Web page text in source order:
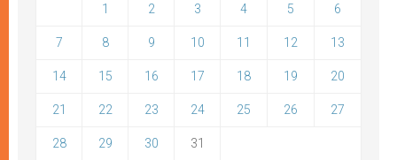
1 2 3 4 5 6
7 8 9 10 11 12 13
14 15 16 17 18 19 20
21 22 23 24 25 26 27
28 29 30 31